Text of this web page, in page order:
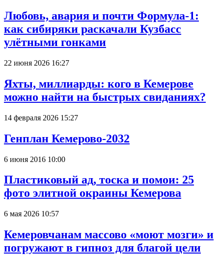
Любовь, авария и почти Формула-1:
как сибиряки раскачали Кузбасс
улётными гонками
22 июня 2026 16:27
Яхты, миллиарды: кого в Кемерове
можно найти на быстрых свиданиях?
14 февраля 2026 15:27
Генплан Кемерово-2032
6 июня 2016 10:00
Пластиковый ад, тоска и помои: 25
фото элитной окраины Кемерова
6 мая 2026 10:57
Кемеровчанам массово «моют мозги» и
погружают в гипноз для благой цели